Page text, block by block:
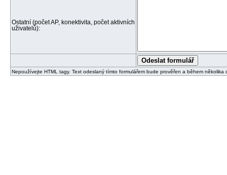
Ostatní (počet AP, konektivita, počet aktivních
uživatelů):
Nepoužívejte HTML tagy. Text odeslaný tímto formulářem bude prověřen a během několika